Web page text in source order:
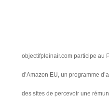
objectifpleinair.com participe au
d’Amazon EU, un programme
des sites de percevoir une